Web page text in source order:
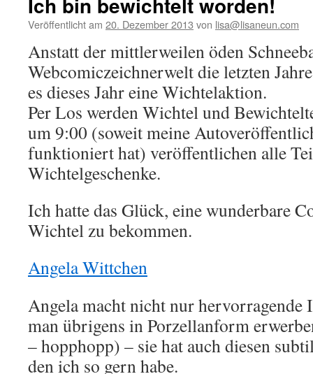
Veröffentlicht am 20. Dezember 2013 von lisa@lisaneun.com
Anstatt der mittlerweilen öden
Webcomiczeichnerwelt die letzten
es dieses Jahr eine Wichtelaktion.
Per Los werden Wichtel und
um 9:00 (soweit meine
funktioniert hat) veröffentlichen alle
Wichtelgeschenke.
Ich hatte das Glück, eine wunderbare
Wichtel zu bekommen.
Angela Wittchen
Angela macht nicht nur hervorragende
man übrigens in Porzellanform
– hopphopp) – sie hat auch diesen
den ich so gern habe.